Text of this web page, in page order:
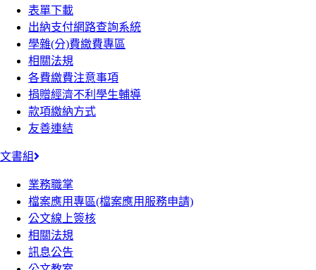
表單下載
出納支付網路查詢系統
學雜(分)費繳費專區
相關法規
各費繳費注意事項
捐贈經濟不利學生輔導
款項繳納方式
友善連結
文書組
業務職掌
檔案應用專區(檔案應用服務申請)
公文線上簽核
相關法規
訊息公告